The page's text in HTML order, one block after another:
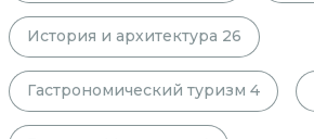
История и архитектура 26
Гастрономический туризм 4